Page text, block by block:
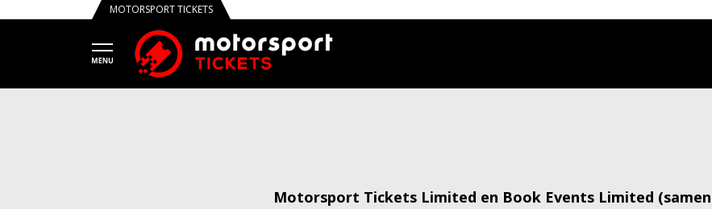
MOTORSPORT TICKETS
Motorsport Tickets Limited en Book Events Limited